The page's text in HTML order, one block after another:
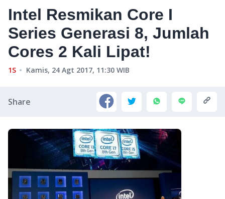
Intel Resmikan Core I
Series Generasi 8, Jumlah
Cores 2 Kali Lipat!
1S Kamis, 24 Agt 2017, 11:30 WIB
Share